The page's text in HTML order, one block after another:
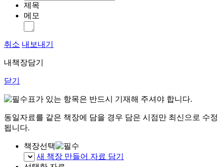
제목
메모
취소 내보내기
내책장담기
닫기
표가 있는 항목은 반드시 기재해 주셔야 합니다.
동일자료를 같은 책장에 담을 경우 담은 시점만 최신으로 수정
됩니다.
책장선택
새 책장 만들어 자료 담기